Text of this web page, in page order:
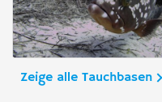
Zeige alle Tauchbasen